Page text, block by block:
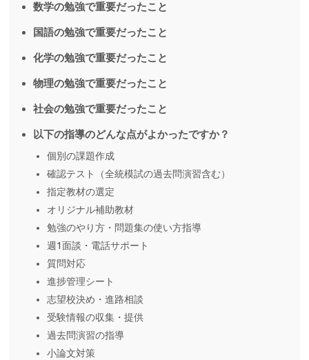
数学の勉強で重要だったこと
国語の勉強で重要だったこと
化学の勉強で重要だったこと
物理の勉強で重要だったこと
社会の勉強で重要だったこと
以下の指導のどんな点がよかったですか？
個別の課題作成
確認テスト（全統模試の過去問演習含む）
指定教材の選定
オリジナル補助教材
勉強のやり方・問題集の使い方指導
週1面談・電話サポート
質問対応
進捗管理シート
志望校決め・進路相談
受験情報の収集・提供
過去問演習の指導
小論文対策